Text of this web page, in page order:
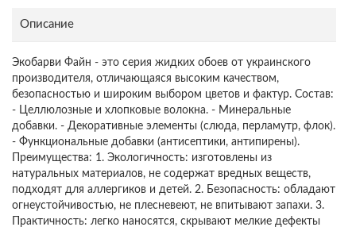
Описание
Экобарви Файн - это серия жидких обоев от украинского
производителя, отличающаяся высоким качеством,
безопасностью и широким выбором цветов и фактур. Состав:
- Целлюлозные и хлопковые волокна. - Минеральные
добавки. - Декоративные элементы (слюда, перламутр, флок).
- Функциональные добавки (антисептики, антипирены).
Преимущества: 1. Экологичность: изготовлены из
натуральных материалов, не содержат вредных веществ,
подходят для аллергиков и детей. 2. Безопасность: обладают
огнеустойчивостью, не плесневеют, не впитывают запахи. 3.
Практичность: легко наносятся, скрывают мелкие дефекты